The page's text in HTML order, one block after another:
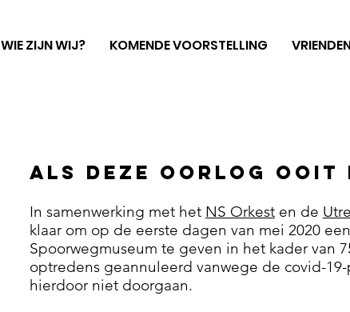
WIE ZIJN WIJ? KOMENDE VOORSTELLING
Als deze oorlog ooit
In samenwerking met het NS Orkest en de
klaar om op de eerste dagen van mei 2020
Spoorwegmuseum te geven in het kader van
optredens geannuleerd vanwege de covid-
hierdoor niet doorgaan.